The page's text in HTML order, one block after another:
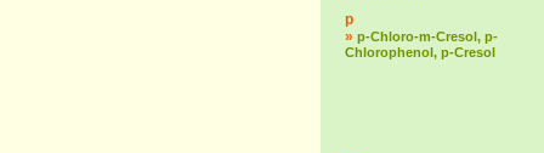
p
» p-Chloro-m-Cresol, p-
Chlorophenol, p-Cresol